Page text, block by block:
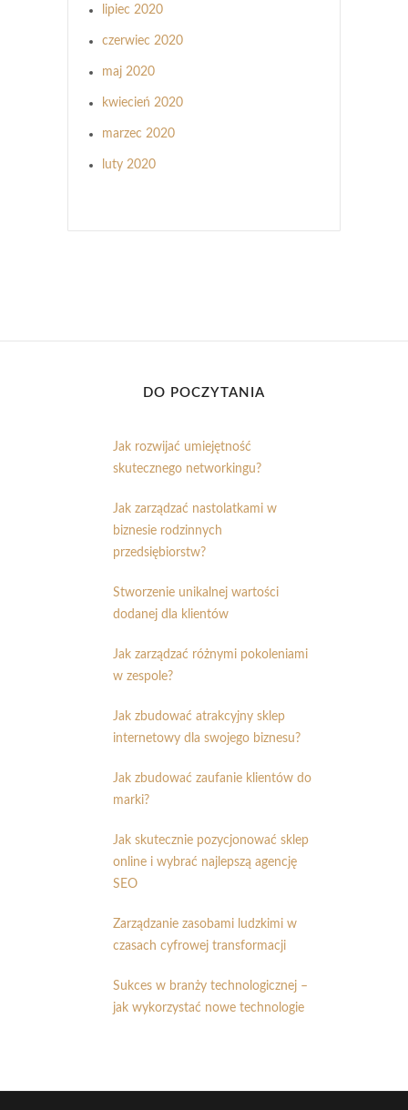
lipiec 2020
czerwiec 2020
maj 2020
kwiecień 2020
marzec 2020
luty 2020
DO POCZYTANIA
Jak rozwijać umiejętność
skutecznego networkingu?
Jak zarządzać nastolatkami w
biznesie rodzinnych
przedsiębiorstw?
Stworzenie unikalnej wartości
dodanej dla klientów
Jak zarządzać różnymi pokoleniami
w zespole?
Jak zbudować atrakcyjny sklep
internetowy dla swojego biznesu?
Jak zbudować zaufanie klientów do
marki?
Jak skutecznie pozycjonować sklep
online i wybrać najlepszą agencję
SEO
Zarządzanie zasobami ludzkimi w
czasach cyfrowej transformacji
Sukces w branży technologicznej –
jak wykorzystać nowe technologie